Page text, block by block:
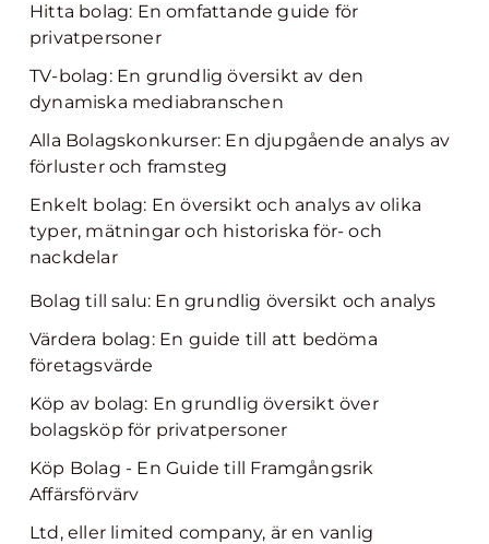
Hitta bolag: En omfattande guide för
privatpersoner
TV-bolag: En grundlig översikt av den
dynamiska mediabranschen
Alla Bolagskonkurser: En djupgående analys av
förluster och framsteg
Enkelt bolag: En översikt och analys av olika
typer, mätningar och historiska för- och
nackdelar
Bolag till salu: En grundlig översikt och analys
Värdera bolag: En guide till att bedöma
företagsvärde
Köp av bolag: En grundlig översikt över
bolagsköp för privatpersoner
Köp Bolag - En Guide till Framgångsrik
Affärsförvärv
Ltd, eller limited company, är en vanlig